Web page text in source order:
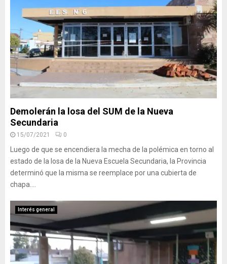
Demolerán la losa del SUM de la Nueva
Secundaria
15/07/2021 0
Luego de que se encendiera la mecha de la polémica en torno al
estado de la losa de la Nueva Escuela Secundaria, la Provincia
determinó que la misma se reemplace por una cubierta de
chapa....
Interés general